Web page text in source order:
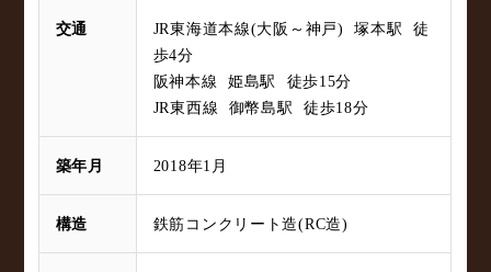
交通
JR東海道本線(大阪～神戸) 塚本駅 徒
歩4分
阪神本線 姫島駅 徒歩15分
JR東西線 御幣島駅 徒歩18分
築年月 2018年1月
構造 鉄筋コンクリート造(RC造)